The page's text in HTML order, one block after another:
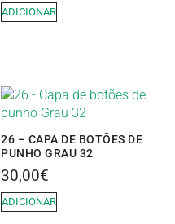
ADICIONAR
26 – CAPA DE BOTÕES DE
PUNHO GRAU 32
30,00€
ADICIONAR